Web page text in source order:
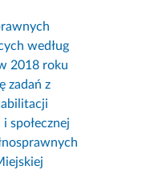
według
2018 roku
zadań z
społecznej